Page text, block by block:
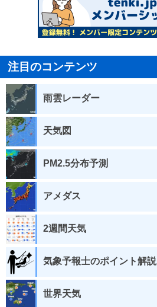
注目のコンテンツ
雨雲レーダー
天気図
PM2.5分布予測
アメダス
2週間天気
気象予報士のポイント解説
世界天気